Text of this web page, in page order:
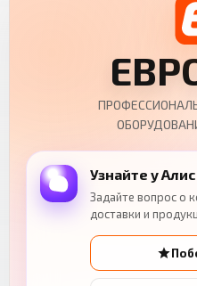
Узнайте у
Задайте вопрос о
доставки и